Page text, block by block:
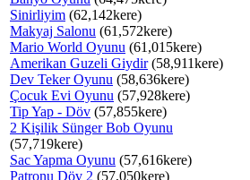
Sinirliyim (62,142kere)
Makyaj Salonu (61,572kere)
Mario World Oyunu (61,015kere)
Amerikan Guzeli Giydir(58,911kere)
Dev Teker Oyunu (58,636kere)
Çocuk Evi Oyunu (57,928kere)
Tip Yap - Döv (57,855kere)
2 Kişilik Sünger Bob Oyunu
(57,719kere)
Sac Yapma Oyunu (57,616kere)
Patronu Döv 2 (57,050kere)